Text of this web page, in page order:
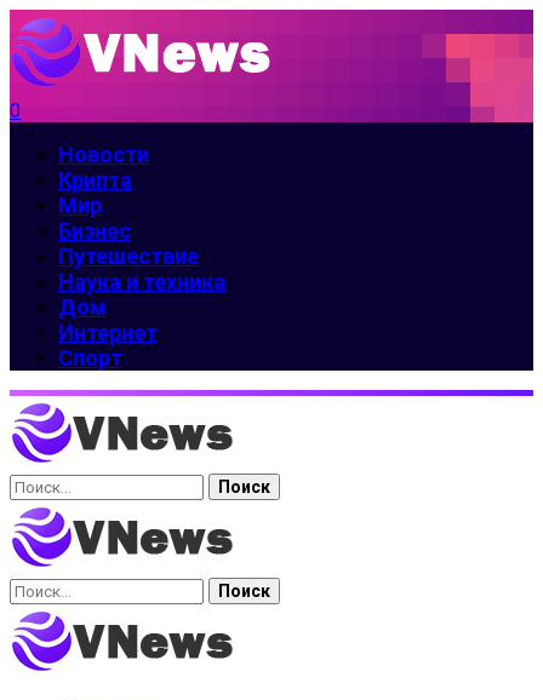
0
Новости
Крипта
Мир
Бизнес
Путешествие
Наука и техника
Дом
Интернет
Спорт
Найти:
Найти: